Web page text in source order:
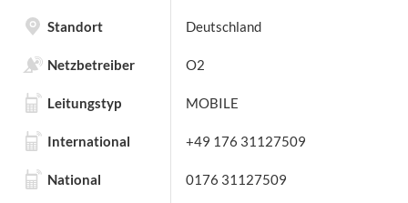
Standort Deutschland
Netzbetreiber O2
Leitungstyp MOBILE
International +49 176 31127509
National 0176 31127509